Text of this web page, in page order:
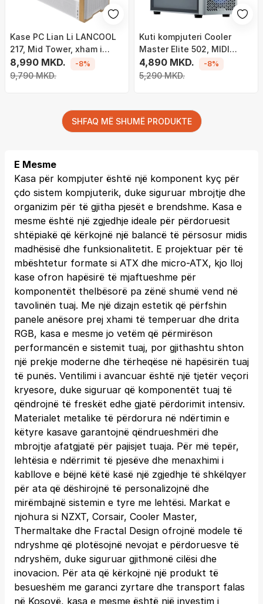
Kase PC Lian Li LANCOOL
217, Mid Tower, xham i
temperuar, e bardhë me
dru
8,990 MKD.
9,790 MKD.
-8%
Kuti kompjuteri Cooler
Master Elite 502, MIDI
Tower, ARGB, e bardhë
4,890 MKD.
5,290 MKD.
-8%
SHFAQ MË SHUMË PRODUKTE
E Mesme
Kasa për kompjuter është një komponent kyç për
çdo sistem kompjuterik, duke siguruar mbrojtje dhe
organizim për të gjitha pjesët e brendshme. Kasa e
mesme është një zgjedhje ideale për përdoruesit
shtëpiakë që kërkojnë një balancë të përsosur midis
madhësisë dhe funksionalitetit. E projektuar për të
mbështetur formate si ATX dhe micro-ATX, kjo lloj
kase ofron hapësirë të mjaftueshme për
komponentët thelbësorë pa zënë shumë vend në
tavolinën tuaj. Me një dizajn estetik që përfshin
panele anësore prej xhami të temperuar dhe drita
RGB, kasa e mesme jo vetëm që përmirëson
performancën e sistemit tuaj, por gjithashtu shton
një prekje moderne dhe tërheqëse në hapësirën tuaj
të punës. Ventilimi i avancuar është një tjetër veçori
kryesore, duke siguruar që komponentët tuaj të
qëndrojnë të freskët edhe gjatë përdorimit intensiv.
Materialet metalike të përdorura në ndërtimin e
këtyre kasave garantojnë qëndrueshmëri dhe
mbrojtje afatgjatë për pajisjet tuaja. Për më tepër,
lehtësia e ndërrimit të pjesëve dhe menaxhimi i
kabllove e bëjnë këtë kasë një zgjedhje të shkëlqyer
për ata që dëshirojnë të personalizojnë dhe
mirëmbajnë sistemin e tyre me lehtësi. Markat e
njohura si NZXT, Corsair, Cooler Master,
Thermaltake dhe Fractal Design ofrojnë modele të
ndryshme që plotësojnë nevojat e përdoruesve të
ndryshëm, duke siguruar gjithmonë cilësi dhe
inovacion. Për ata që kërkojnë një produkt të
besueshëm me garanci zyrtare dhe transport falas
në Kosovë, kasa e mesme është një investim i